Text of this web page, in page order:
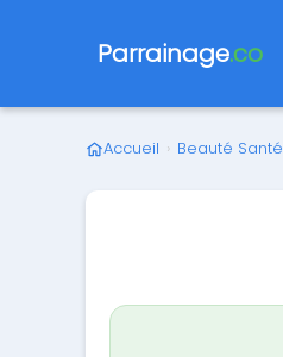
Parrainage.co
Accueil › Beauté Santé